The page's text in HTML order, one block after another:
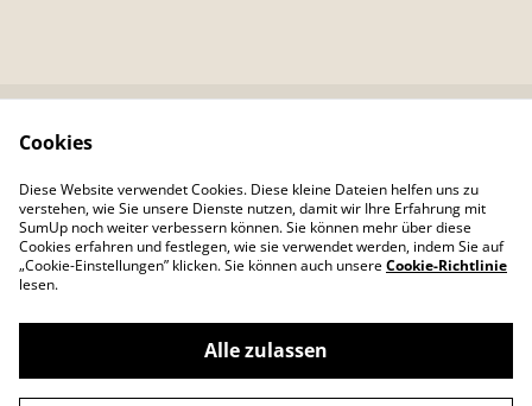
Kontaktieren Sie uns
Datenschutzbestimm
ungen von SumUp
Cookie-Richtlinie
©2026Colour Your Day
Cookies
Diese Website verwendet Cookies. Diese kleine Dateien helfen uns zu
verstehen, wie Sie unsere Dienste nutzen, damit wir Ihre Erfahrung mit
SumUp noch weiter verbessern können. Sie können mehr über diese
Cookies erfahren und festlegen, wie sie verwendet werden, indem Sie auf
„Cookie-Einstellungen” klicken. Sie können auch unsereCookie-Richtlinie
lesen.
Alle zulassen